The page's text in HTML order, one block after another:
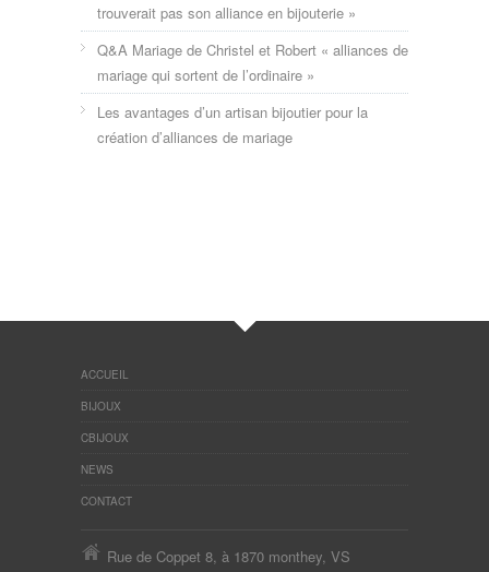
trouverait pas son alliance en bijouterie »
Q&A Mariage de Christel et Robert « alliances de
mariage qui sortent de l’ordinaire »
Les avantages d’un artisan bijoutier pour la
création d’alliances de mariage
ACCUEIL
BIJOUX
CBIJOUX
NEWS
CONTACT
Rue de Coppet 8, à 1870 monthey, VS